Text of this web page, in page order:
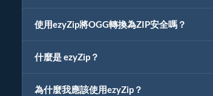
使用ezyZip將OGG轉換為ZIP安全嗎？
什麼是 ezyZip？
為什麼我應該使用ezyZip？